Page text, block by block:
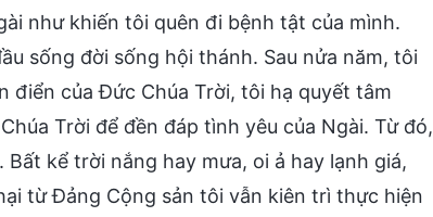
như khiến tôi quên đi bệnh tật của mình.
sống đời sống hội thánh. Sau nửa năm, tôi
điển của Đức Chúa Trời, tôi hạ quyết tâm
Trời để đền đáp tình yêu của Ngài. Từ đó,
kể trời nắng hay mưa, oi ả hay lạnh giá,
từ Đảng Cộng sản tôi vẫn kiên trì thực hiện